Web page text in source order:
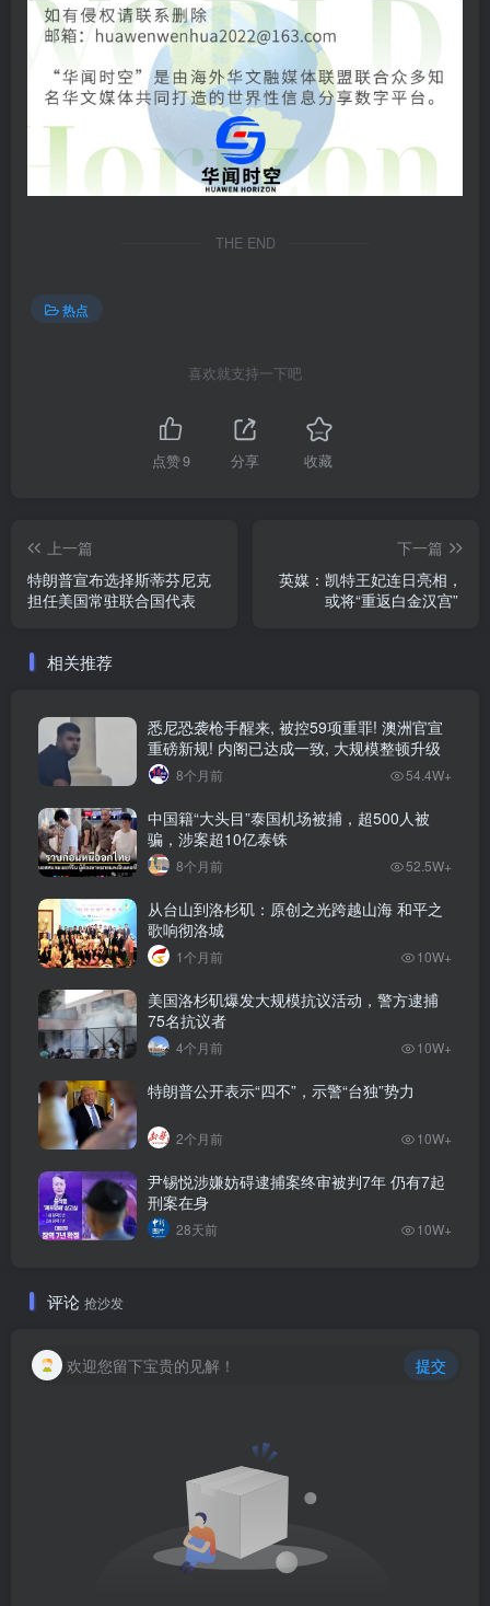
THE END
热点
喜欢就支持一下吧
点赞9 分享 收藏
上一篇
特朗普宣布选择斯蒂芬尼克
担任美国常驻联合国代表
下一篇
英媒：凯特王妃连日亮相，
或将“重返白金汉宫”
相关推荐
悉尼恐袭枪手醒来, 被控59项重罪! 澳洲官宣
重磅新规! 内阁已达成一致, 大规模整顿升级
8个月前 54.4W+
中国籍“大头目”泰国机场被捕，超500人被
骗，涉案超10亿泰铢
8个月前 52.5W+
从台山到洛杉矶：原创之光跨越山海 和平之
歌响彻洛城
1个月前 10W+
美国洛杉矶爆发大规模抗议活动，警方逮捕
75名抗议者
4个月前 10W+
特朗普公开表示“四不”，示警“台独”势力
2个月前 10W+
尹锡悦涉嫌妨碍逮捕案终审被判7年 仍有7起
刑案在身
28天前 10W+
评论 抢沙发
欢迎您留下宝贵的见解！ 提交